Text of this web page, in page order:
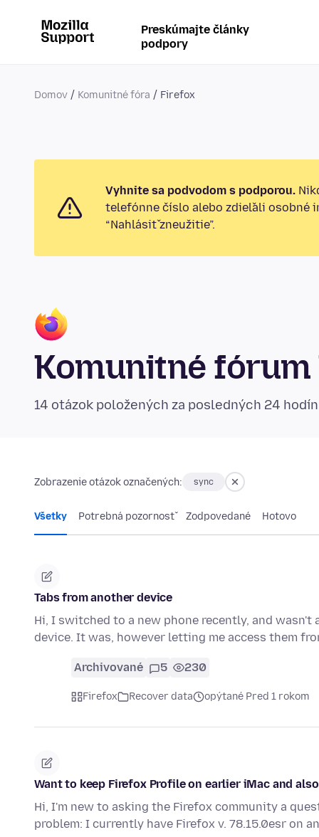
Preskúmajte články
podpory
Domov Komunitné fóra Firefox
Vyhnite sa podvodom s podporou.
telefónne číslo alebo zdieľali osobné
“Nahlásiť zneužitie”.
Komunitné
14 otázok položených za posledných 24
Zobrazenie otázok označených: sync
Všetky Potrebná pozornosť Zodpovedané Hotovo
Tabs from another device
Hi, I switched to a new phone recently, and
device. It was, however letting me access them
Archivované 5 230
Firefox Recover data opýtané Pred 1 rokom
Want to keep Firefox Profile on earlier iMac and
Hi, I'm new to asking the Firefox community a
problem: I currently have Firefox v. 78.15.0esr on